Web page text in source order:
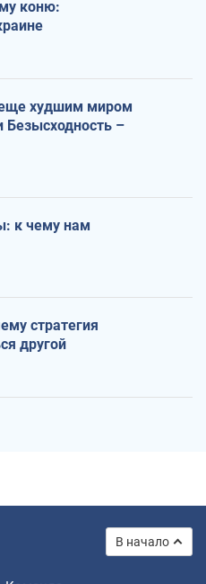
коню:
худшим миром
Безысходность –
к чему нам
стратегия
другой
В начало